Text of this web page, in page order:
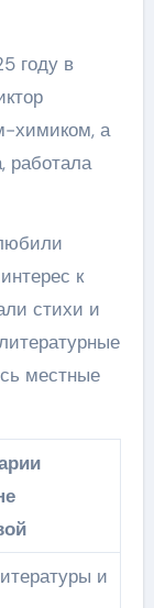
году в
химиком, а
работала
к
стихи и
местные
и